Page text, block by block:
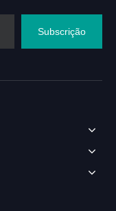
Subscrição